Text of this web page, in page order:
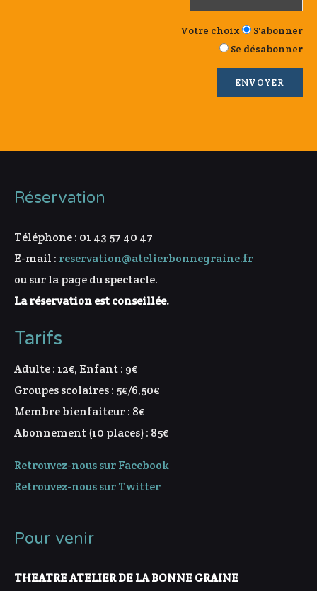
Votre choix
S'abonner
Se désabonner
Réservation
Téléphone : 01 43 57 40 47
E-mail : reservation@atelierbonnegraine.fr
ou sur la page du spectacle.
La réservation est conseillée.
Tarifs
Adulte : 12€, Enfant : 9€
Groupes scolaires : 5€/6,50€
Membre bienfaiteur : 8€
Abonnement (10 places) : 85€
Retrouvez-nous sur Facebook
Retrouvez-nous sur Twitter
Pour venir
THEATRE ATELIER DE LA BONNE GRAINE